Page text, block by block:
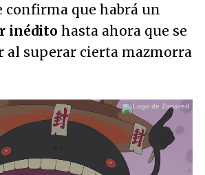
confirma que habrá un
inédito hasta ahora que se
al superar cierta mazmorra